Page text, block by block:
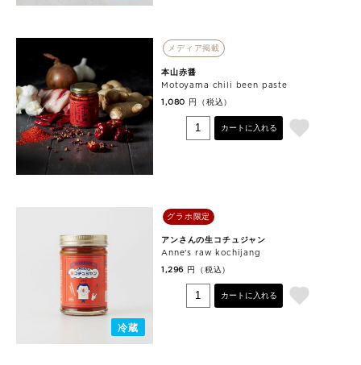
メディア掲載
本山赤醤
Motoyama chili been paste
1,080 円（税込）
カートに入れる
冷蔵
グラホ限定
アンさんの生コチュジャン
Anne's raw kochijang
1,296 円（税込）
カートに入れる